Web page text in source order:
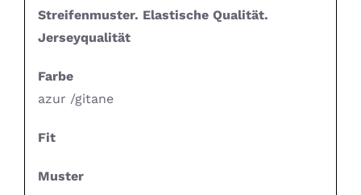
Streifenmuster. Elastische Qualität.
Jerseyqualität
Farbe
azur /gitane
Fit
Muster